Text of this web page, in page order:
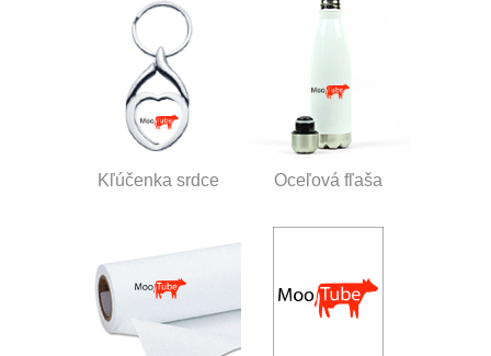
Kľúčenka srdce Oceľová fľaša